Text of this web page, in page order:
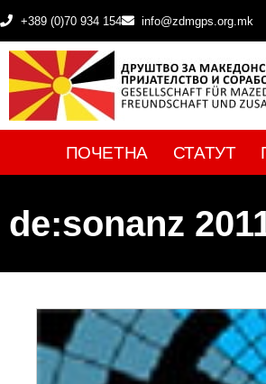
+389 (0)70 934 154 info@zdmgps.org.mk
ПОЧЕТНА СТАТУТ
de:sonanz